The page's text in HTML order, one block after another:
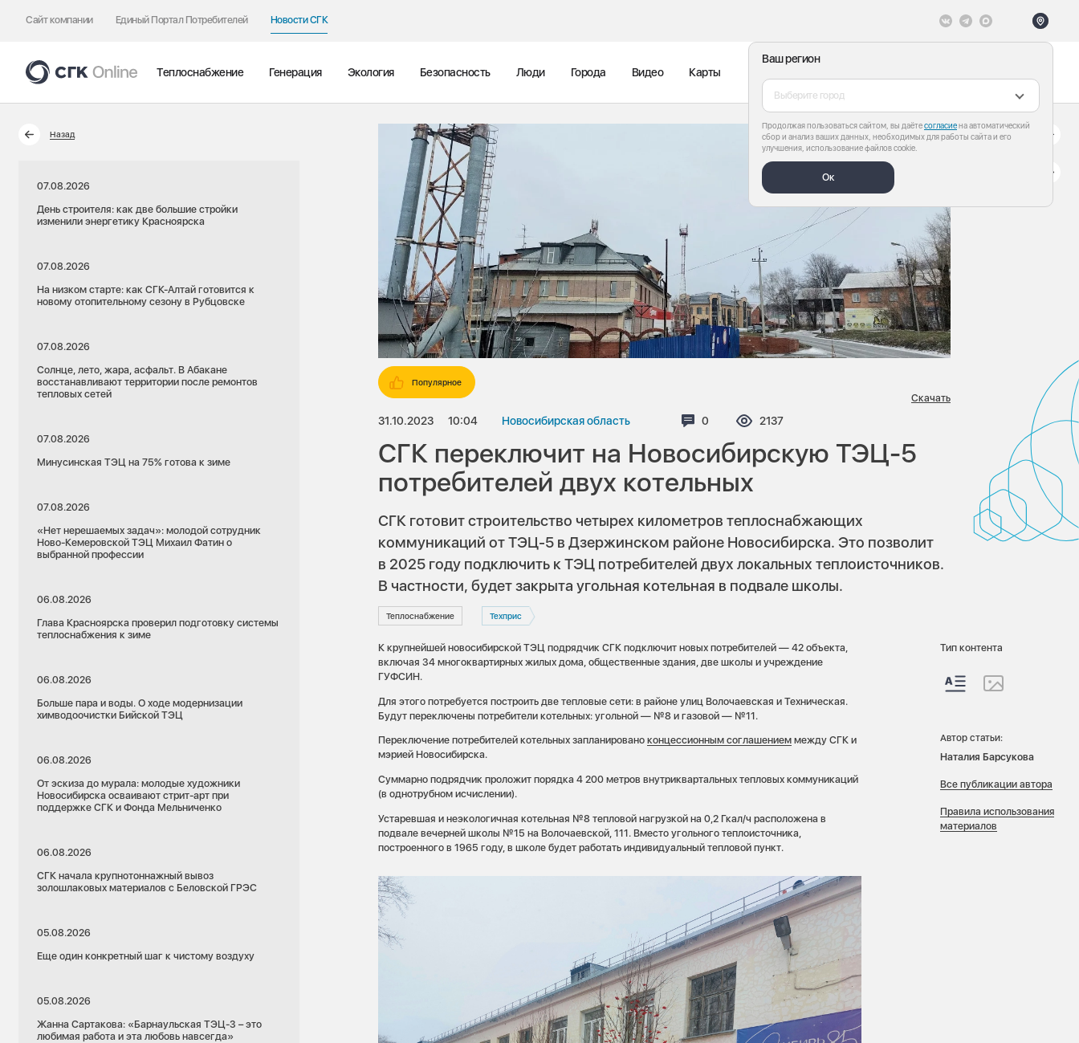
Сайт компании Единый Портал Потребителей Новости СГК
Ваш регион
Выберите город
Продолжая пользоваться сайтом, вы даётесогласиена автоматический
сбор и анализ ваших данных, необходимых для работы сайта и его
улучшения, использование файлов cookie.
Ок
Теплоснабжение Генерация Экология Безопасность Люди Города Видео Карты
Назад
07.08.2026
День строителя: как две большие стройки
изменили энергетику Красноярска
07.08.2026
На низком старте: как СГК-Алтай готовится к
новому отопительному сезону в Рубцовске
07.08.2026
Солнце, лето, жара, асфальт. В Абакане
восстанавливают территории после ремонтов
тепловых сетей
07.08.2026
Минусинская ТЭЦ на 75% готова к зиме
07.08.2026
«Нет нерешаемых задач»: молодой сотрудник
Ново-Кемеровской ТЭЦ Михаил Фатин о
выбранной профессии
06.08.2026
Глава Красноярска проверил подготовку системы
теплоснабжения к зиме
06.08.2026
Больше пара и воды. О ходе модернизации
химводоочистки Бийской ТЭЦ
06.08.2026
От эскиза до мурала: молодые художники
Новосибирска осваивают стрит-арт при
поддержке СГК и Фонда Мельниченко
06.08.2026
СГК начала крупнотоннажный вывоз
золошлаковых материалов с Беловской ГРЭС
05.08.2026
Еще один конкретный шаг к чистому воздуху
05.08.2026
Жанна Сартакова: «Барнаульская ТЭЦ-3 – это
любимая работа и эта любовь навсегда»
Популярное
31.10.2023 10:04 Новосибирская область Комментариев:
0 Просмотров:
2137
Скачать
СГК переключит на Новосибирскую ТЭЦ-5
потребителей двух котельных
СГК готовит строительство четырех километров теплоснабжающих
коммуникаций от ТЭЦ-5 в Дзержинском районе Новосибирска. Это позволит
в 2025 году подключить к ТЭЦ потребителей двух локальных теплоисточников.
В частности, будет закрыта угольная котельная в подвале школы.
Теплоснабжение Техприс
К крупнейшей новосибирской ТЭЦ подрядчик СГК подключит новых потребителей — 42 объекта,
включая 34 многоквартирных жилых дома, общественные здания, две школы и учреждение
ГУФСИН.
Для этого потребуется построить две тепловые сети: в районе улиц Волочаевская и Техническая.
Будут переключены потребители котельных: угольной — №8 и газовой — №11.
Переключение потребителей котельных запланированоконцессионным соглашением между СГК и
мэрией Новосибирска.
Суммарно подрядчик проложит порядка 4 200 метров внутриквартальных тепловых коммуникаций
(в однотрубном исчислении).
Устаревшая и неэкологичная котельная №8 тепловой нагрузкой на 0,2 Гкал/ч расположена в
подвале вечерней школы №15 на Волочаевской, 111. Вместо угольного теплоисточника,
построенного в 1965 году, в школе будет работать индивидуальный тепловой пункт.
Тип контента
Автор статьи:
Наталия Барсукова
Все публикации автора
Правила использования
материалов